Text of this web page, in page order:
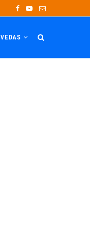
VEDAS